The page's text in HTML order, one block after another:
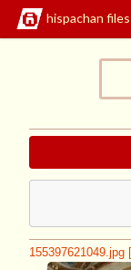
hispachan files
155397621049.jpg